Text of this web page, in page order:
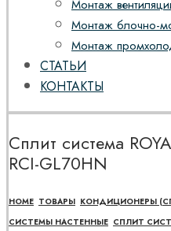
Монтаж
Монтаж блочно-
Монтаж
СТАТЬИ
КОНТАКТЫ
Сплит система
RCI-GL70HN
HOME ТОВАРЫ КОНДИЦИОНЕРЫ
СИСТЕМЫ НАСТЕННЫЕ СПЛИТ